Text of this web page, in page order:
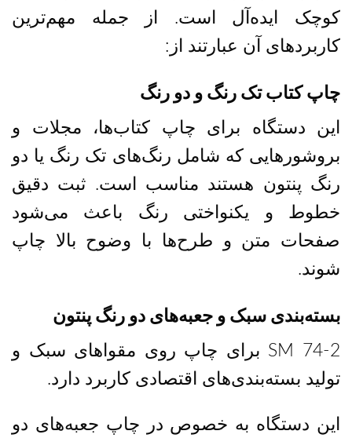
کوچک ایده‌آل است. از جمله مهم‌ترین
کاربردهای آن عبارتند از:
چاپ کتاب تک رنگ و دو رنگ
این دستگاه برای چاپ کتاب‌ها، مجلات و
بروشورهایی که شامل رنگ‌های تک رنگ یا دو
رنگ پنتون هستند مناسب است. ثبت دقیق
خطوط و یکنواختی رنگ باعث می‌شود
صفحات متن و طرح‌ها با وضوح بالا چاپ
شوند.
بسته‌بندی سبک و جعبه‌های دو رنگ پنتون
SM 74-2 برای چاپ روی مقواهای سبک و
تولید بسته‌بندی‌های اقتصادی کاربرد دارد.
این دستگاه به خصوص در چاپ جعبه‌های دو